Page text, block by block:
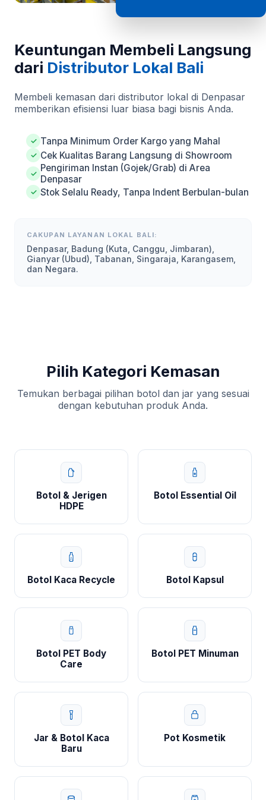
Keuntungan Membeli Langsung
dari Distributor Lokal Bali
Membeli kemasan dari distributor lokal di Denpasar
memberikan efisiensi luar biasa bagi bisnis Anda.
✓ Tanpa Minimum Order Kargo yang Mahal
✓ Cek Kualitas Barang Langsung di Showroom
✓ Pengiriman Instan (Gojek/Grab) di Area
Denpasar
✓ Stok Selalu Ready, Tanpa Indent Berbulan-bulan
CAKUPAN LAYANAN LOKAL BALI:
Denpasar, Badung (Kuta, Canggu, Jimbaran),
Gianyar (Ubud), Tabanan, Singaraja, Karangasem,
dan Negara.
Pilih Kategori Kemasan
Temukan berbagai pilihan botol dan jar yang sesuai
dengan kebutuhan produk Anda.
Botol & Jerigen
HDPE
Botol Essential Oil
Botol Kaca Recycle Botol Kapsul
Botol PET Body
Care
Botol PET Minuman
Jar & Botol Kaca
Baru
Pot Kosmetik